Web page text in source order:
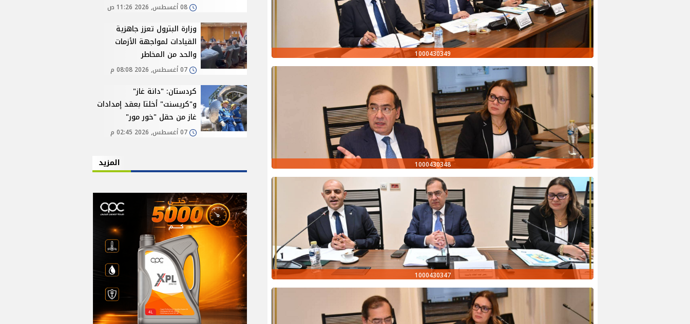
1000430349
1000430348
1000430347
08 أغسطس, 2026 11:26 ص
وزارة البترول تعزز جاهزية
القيادات لمواجهة الأزمات
والحد من المخاطر
07 أغسطس, 2026 08:08 م
كردستان: "دانة غاز"
و"كريسنت" أخلتا بعقد إمدادات
غاز من حقل "خور مور"
07 أغسطس, 2026 02:45 م
المزيد